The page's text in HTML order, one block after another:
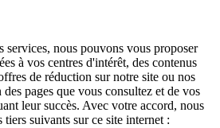
services, nous pouvons vous proposer
à vos centres d'intérêt, des contenus
de réduction sur notre site ou nos
pages que vous consultez et de vos
leur succès. Avec votre accord, nous
tiers suivants sur ce site internet :